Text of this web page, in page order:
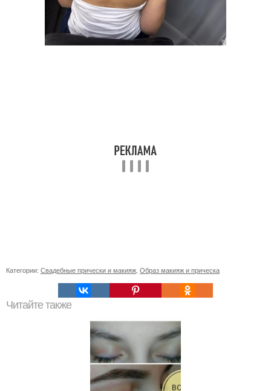
Категории: Свадебные прически и макияж Образ макияж и прическа
Читайте также